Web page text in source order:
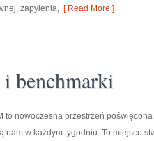
zapylenia, [ Read More ]
benchmarki
to nowoczesna przestrzeń
nam w każdym tygodniu. To miejsce